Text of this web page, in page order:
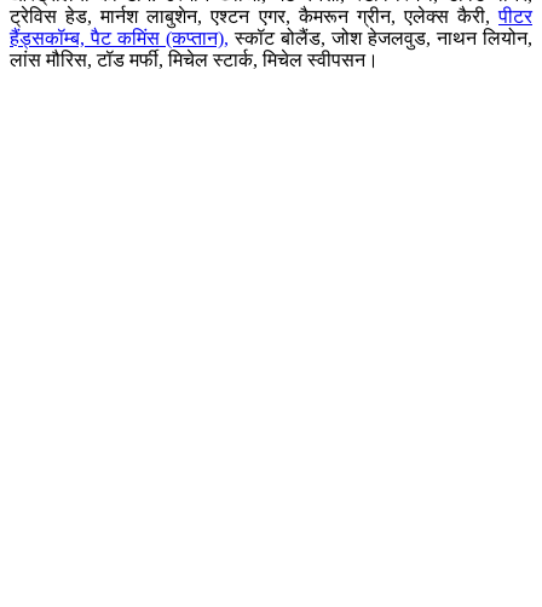
ट्रेविस हेड, मार्नश लाबुशेन, एश्टन एगर, कैमरून ग्रीन, एलेक्स कैरी,पीटर
हैंड्सकॉम्ब, पैट कमिंस (कप्तान), स्कॉट बोलैंड, जोश हेजलवुड, नाथन लियोन,
लांस मौरिस, टॉड मर्फी, मिचेल स्टार्क, मिचेल स्वीपसन।